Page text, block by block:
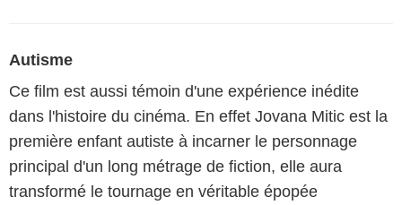
Autisme
Ce film est aussi témoin d'une expérience inédite
dans l'histoire du cinéma. En effet Jovana Mitic est la
première enfant autiste à incarner le personnage
principal d'un long métrage de fiction, elle aura
transformé le tournage en véritable épopée